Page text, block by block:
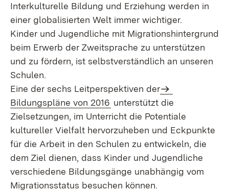
Interkulturelle Bildung und Erziehung werden in
einer globalisierten Welt immer wichtiger.
Kinder und Jugendliche mit Migrationshintergrund
beim Erwerb der Zweitsprache zu unterstützen
und zu fördern, ist selbstverständlich an unseren
Schulen.
Eine der sechs Leitperspektiven der
Bildungspläne von 2016 (Öffnet in neuem Fenster)
unterstützt die
Zielsetzungen, im Unterricht die Potentiale
kultureller Vielfalt hervorzuheben und Eckpunkte
für die Arbeit in den Schulen zu entwickeln, die
dem Ziel dienen, dass Kinder und Jugendliche
verschiedene Bildungsgänge unabhängig vom
Migrationsstatus besuchen können.